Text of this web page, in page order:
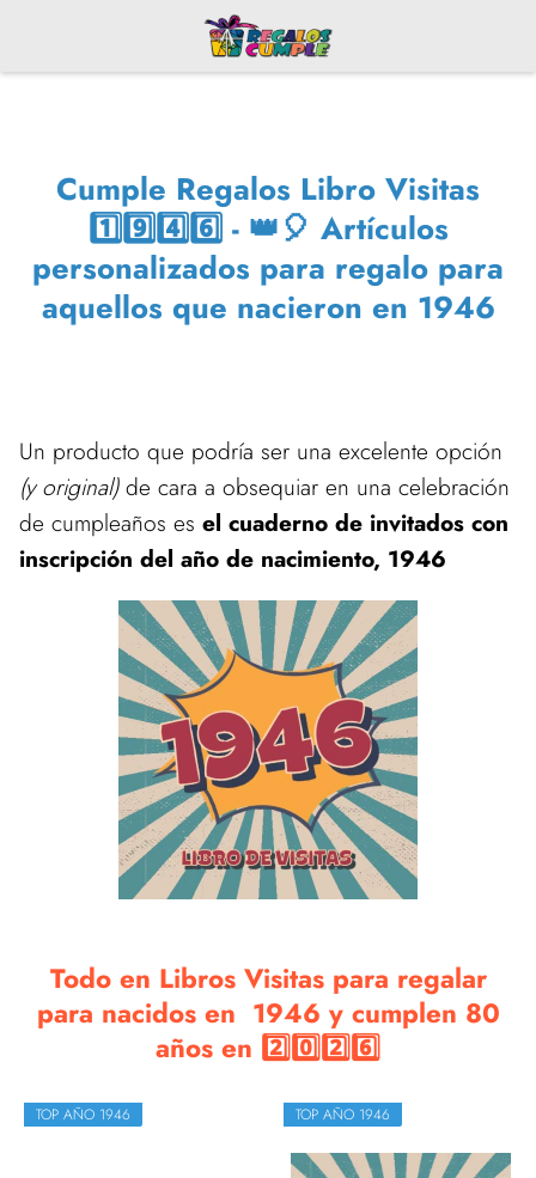
Cumple Regalos Libro Visitas
1️⃣9️⃣4️⃣6️⃣ - 👑🎈 Artículos
personalizados para regalo para
aquellos que nacieron en 1946
Un producto que podría ser una excelente opción
(y original)de cara a obsequiar en una celebración
de cumpleaños es el cuaderno de invitados con
inscripción del año de nacimiento, 1946
Todo en Libros Visitas para regalar
para nacidos en 1946 y cumplen 80
años en 2️⃣0️⃣2️⃣6️⃣
TOP AÑO 1946 TOP AÑO 1946